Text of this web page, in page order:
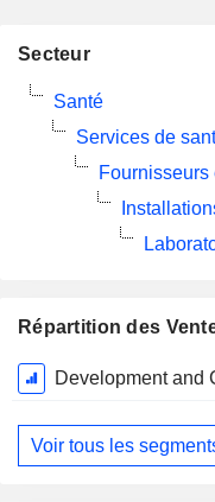
Répartition des
Période
Fiscale:
Décembre
Voir tous les
Secteur
Santé
Services de